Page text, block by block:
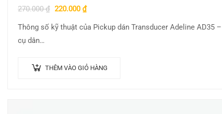
270.000₫ 220.000₫
Thông số kỹ thuật của Pickup dán Transducer Adeline
cụ dân…
THÊM VÀO GIỎ HÀNG